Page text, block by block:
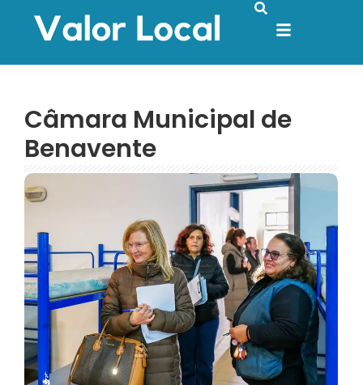
Câmara Municipal de
Benavente